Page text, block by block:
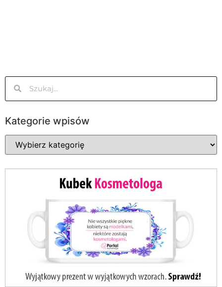
Kategorie wpisów